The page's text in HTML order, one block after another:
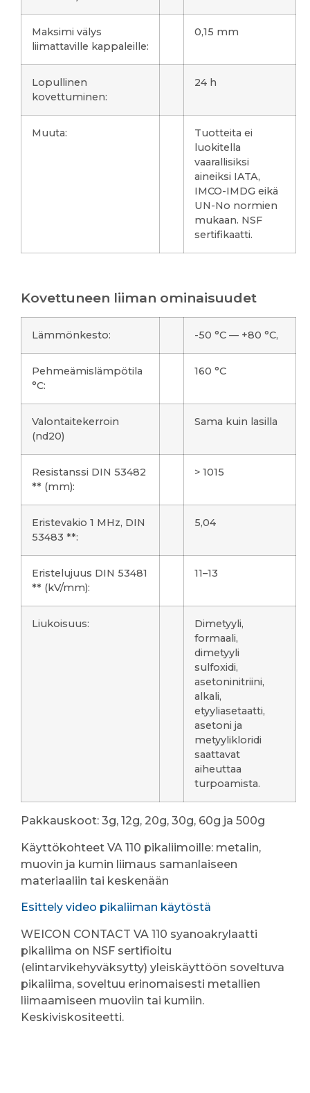
Maksimi välys
liimattaville kappaleille:
0,15 mm
Lopullinen
kovettuminen:
24 h
Muuta:
Tuotteita ei
luokitella
vaarallisiksi
aineiksi IATA,
IMCO-IMDG eikä
UN-No normien
mukaan. NSF
sertifikaatti.
Kovettuneen liiman ominaisuudet
Lämmönkesto: -50 °C — +80 °C,
Pehmeämislämpötila
°C:
160 °C
Valontaitekerroin
(nd20)
Sama kuin lasilla
Resistanssi DIN 53482
** (mm):
> 1015
Eristevakio 1 MHz, DIN
53483 **:
5,04
Eristelujuus DIN 53481
** (kV/mm):
11–13
Liukoisuus:
Dimetyyli,
formaali,
dimetyyli
sulfoxidi,
asetoninitriini,
alkali,
etyyliasetaatti,
asetoni ja
metyylikloridi
saattavat
aiheuttaa
turpoamista.
Pakkauskoot: 3g, 12g, 20g, 30g, 60g ja 500g
Käyttökohteet VA 110 pikaliimoille: metalin,
muovin ja kumin liimaus samanlaiseen
materiaaliin tai keskenään
Esittely video pikaliiman käytöstä
WEICON CONTACT VA 110 syanoakrylaatti
pikaliima on NSF sertifioitu
(elintarvikehyväksytty) yleiskäyttöön soveltuva
pikaliima, soveltuu erinomaisesti metallien
liimaamiseen muoviin tai kumiin.
Keskiviskositeetti.